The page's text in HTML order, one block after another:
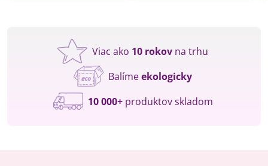
Viac ako 10 rokov na trhu
Balímeekologicky
10 000+produktov skladom